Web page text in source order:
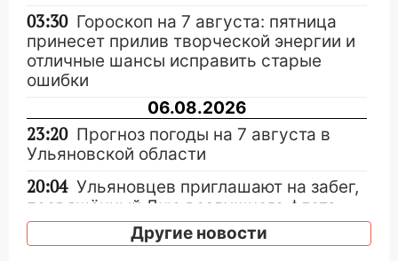
03:30 Гороскоп на 7 августа: пятница
принесет прилив творческой энергии и
отличные шансы исправить старые
ошибки
06.08.2026
23:20 Прогноз погоды на 7 августа в
Ульяновской области
20:04 Ульяновцев приглашают на забег,
посвящённый Дню воздушного флота
России
Другие новости